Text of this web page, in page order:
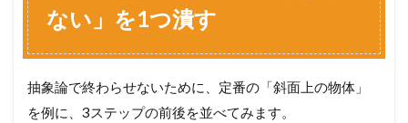
ない」を1つ潰す
抽象論で終わらせないために、定番の「斜面上の物体」
を例に、3ステップの前後を並べてみます。